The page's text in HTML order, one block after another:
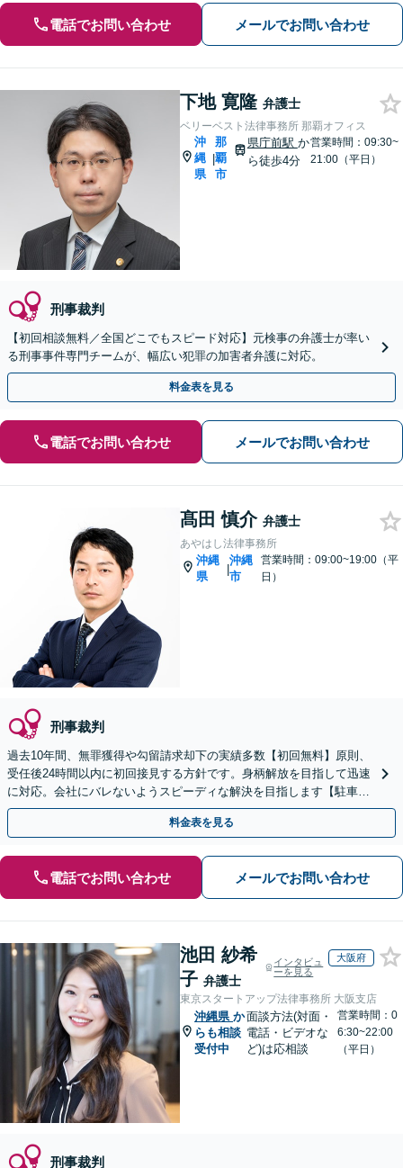
電話でお問い合わせ メールでお問い合わせ
下地 寛隆 弁護士
ベリーベスト法律事務所 那覇オフィス
沖
縄
県
|
那
覇
市
県庁前駅 か
ら徒歩4分
営業時間：09:30~
21:00（平日）
刑事裁判
【初回相談無料／全国どこでもスピード対応】元検事の弁護士が率い
る刑事事件専門チームが、幅広い犯罪の加害者弁護に対応。
料金表を見る
電話でお問い合わせ メールでお問い合わせ
髙田 慎介 弁護士
あやはし法律事務所
沖縄
県
|
沖縄
市
営業時間：09:00~19:00（平
日）
刑事裁判
過去10年間、無罪獲得や勾留請求却下の実績多数【初回無料】原則、
受任後24時間以内に初回接見する方針です。身柄解放を目指して迅速
に対応。会社にバレないようスピーディな解決を目指します【駐車場
完備】【離島へ出張も対応】酒気帯び運転や傷害・暴行
料金表を見る
電話でお問い合わせ メールでお問い合わせ
池田 紗希
子 弁護士
インタビュ
ーを見る
大阪府
東京スタートアップ法律事務所 大阪支店
沖縄県 か
らも相談
受付中
面談方法(対面・
電話・ビデオな
ど)は応相談
営業時間：0
6:30~22:00
（平日）
刑事裁判